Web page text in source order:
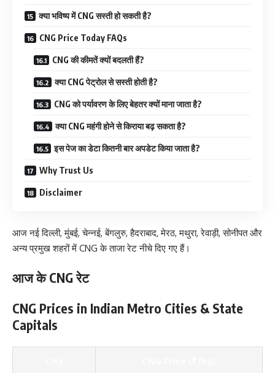
क्या भविष्य में CNG सस्ती हो सकती है?
CNG Price Today FAQs
CNG की कीमतें क्यों बदलती हैं?
क्या CNG पेट्रोल से सस्ती होती है?
CNG को पर्यावरण के लिए बेहतर क्यों माना जाता है?
क्या CNG महंगी होने से किराया बढ़ सकता है?
इस पेज का डेटा कितनी बार अपडेट किया जाता है?
Why Trust Us
Disclaimer
आज नई दिल्ली, मुंबई, चेन्नई, बेंगलुरु, हैदराबाद, मेरठ, मथुरा, रेवाड़ी, सोनीपत और
अन्य प्रमुख शहरों में CNG के ताजा रेट नीचे दिए गए हैं।
आज के CNG रेट
CNG Prices in Indian Metro Cities & State
Capitals